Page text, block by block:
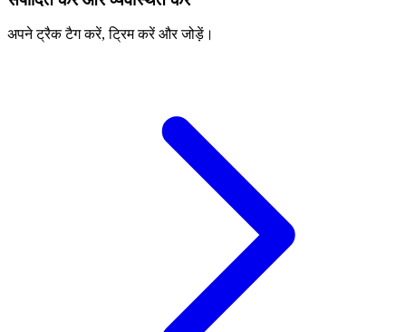
अपने ट्रैक टैग करें, ट्रिम करें और जोड़ें।